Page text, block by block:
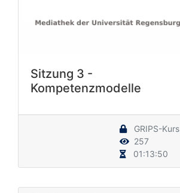
Sitzung 3 -
Kompetenzmodelle
GRIPS-Kurs
257
01:13:50